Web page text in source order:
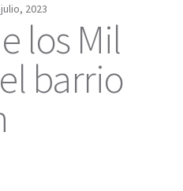
2023
los Mil
barrio